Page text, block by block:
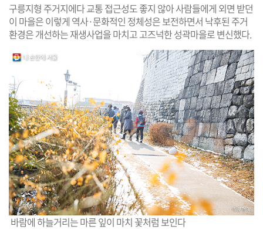
구릉지형 주거지에다 교통 접근성도 좋지 않아 사람들에게 외면 받던
이 마을은 이렇게 역사·문화적인 정체성은 보전하면서 낙후된 주거
환경은 개선하는 재생사업을 마치고 고즈넉한 성곽마을로 변신했다.
바람에 하늘거리는 마른 잎이 마치 꽃처럼 보인다